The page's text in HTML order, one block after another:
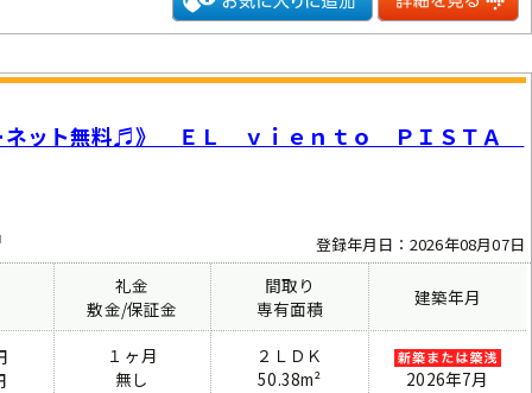
ネット無料♬》 ＥＬ ｖｉｅｎｔｏ ＰＩＳＴＡ
登録年月日：2026年08月07日
礼金
敷金/保証金
間取り
専有面積
建築年月
１ヶ月
無し
２ＬＤＫ
50.38m²
2026年7月